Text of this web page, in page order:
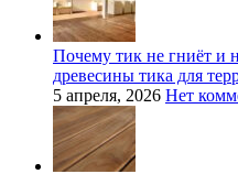
Почему тик не гниёт и
древесины тика для
5 апреля, 2026 Нет